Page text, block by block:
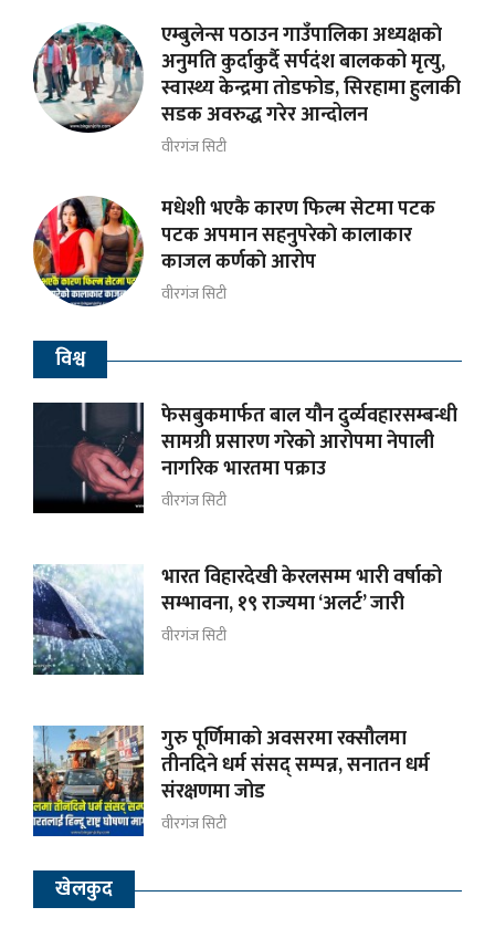
एम्बुलेन्स पठाउन गाउँपालिका अध्यक्षकाे
अनुमति कुर्दाकुर्दै सर्पदंश बालकको मृत्यु,
स्वास्थ्य केन्द्रमा तोडफोड, सिरहामा हुलाकी
सडक अवरुद्ध गरेर आन्दोलन
वीरगंज सिटी
मधेशी भएकै कारण फिल्म सेटमा पटक
पटक अपमान सहनुपरेकाे कालाकार
काजल कर्णकाे आरोप
वीरगंज सिटी
विश्व
फेसबुकमार्फत बाल यौन दुर्व्यवहारसम्बन्धी
सामग्री प्रसारण गरेको आरोपमा नेपाली
नागरिक भारतमा पक्राउ
वीरगंज सिटी
भारत विहारदेखी केरलसम्म भारी वर्षाको
सम्भावना, १९ राज्यमा ‘अलर्ट’ जारी
वीरगंज सिटी
गुरु पूर्णिमाको अवसरमा रक्सौलमा
तीनदिने धर्म संसद् सम्पन्न, सनातन धर्म
संरक्षणमा जोड
वीरगंज सिटी
खेलकुद